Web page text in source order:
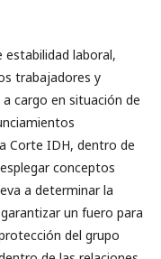
estabilidad laboral,
trabajadores y
cargo en situación de
Corte IDH, dentro de
conceptos
a determinar la
un fuero para
del grupo